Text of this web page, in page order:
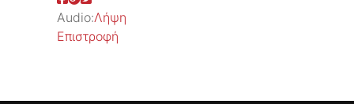
Audio:Λήψη
Επιστροφή